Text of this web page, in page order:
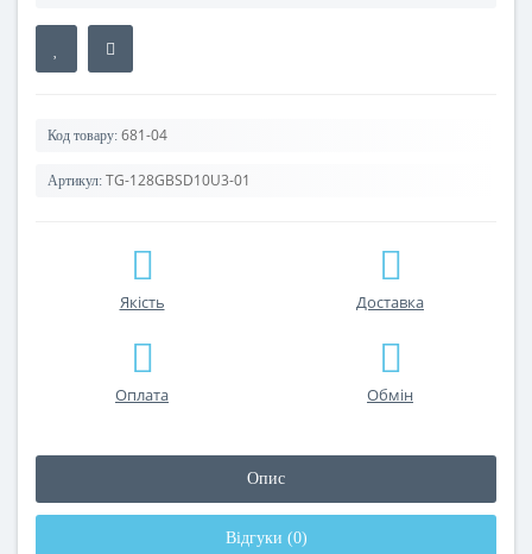
Код товару: 681-04
Артикул: TG-128GBSD10U3-01
Якість Доставка
Оплата Обмін
Опис
Відгуки (0)